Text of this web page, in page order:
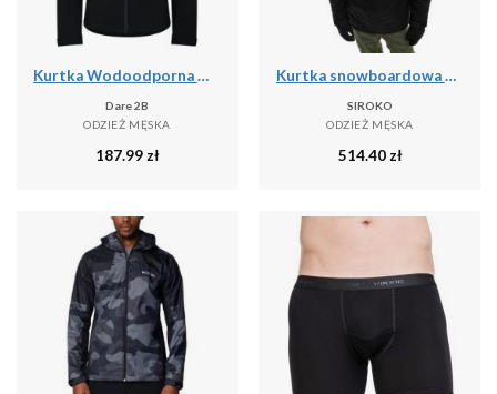
Kurtka Wodoodporna Męska Switch Out II
Dare 2B
ODZIEŻ MĘSKA
187.99 zł
Kurtka snowboardowa męska W6 Bruson
SIROKO
ODZIEŻ MĘSKA
514.40 zł